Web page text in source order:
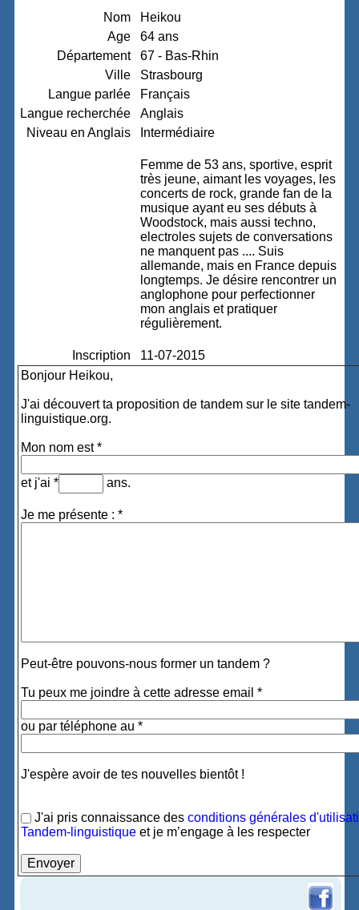
Nom
Heikou
Age
64 ans
Département
67 - Bas-Rhin
Ville
Strasbourg
Langue parlée
Français
Langue recherchée
Anglais
Niveau en Anglais
Intermédiaire
Femme de 53 ans, sportive, esprit
très jeune, aimant les voyages, les
concerts de rock, grande fan de la
musique ayant eu ses débuts à
Woodstock, mais aussi techno,
electroles sujets de conversations
ne manquent pas .... Suis
allemande, mais en France depuis
longtemps. Je désire rencontrer un
anglophone pour perfectionner
mon anglais et pratiquer
régulièrement.
Inscription
11-07-2015
Bonjour Heikou,
J'ai découvert ta proposition de tandem sur le site tandem-
linguistique.org.
Mon nom est *
et j'ai * ans.
Je me présente : *
Peut-être pouvons-nous former un tandem ?
Tu peux me joindre à cette adresse email *
ou par téléphone au *
J'espère avoir de tes nouvelles bientôt !
J'ai pris connaissance desconditions générales
Tandem-linguistique et je m’engage à les respecter